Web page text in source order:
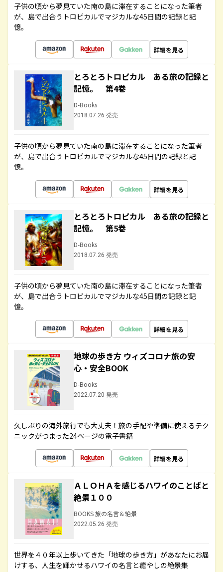
子供の頃から夢見ていた南の島に滞在することになった筆者
が、島で出合うトロピカルでマジカルな45日間の記録と記
憶。
詳細を見る
とろとろトロピカル ある旅の記録と
記憶。 第4巻
D-Books
2018.07.26 発売
子供の頃から夢見ていた南の島に滞在することになった筆者
が、島で出合うトロピカルでマジカルな45日間の記録と記
憶。
詳細を見る
とろとろトロピカル ある旅の記録と
記憶。 第5巻
D-Books
2018.07.26 発売
子供の頃から夢見ていた南の島に滞在することになった筆者
が、島で出合うトロピカルでマジカルな45日間の記録と記
憶。
詳細を見る
地球の歩き方 ウィズコロナ旅の安
心・安全BOOK
D-Books
2022.07.20 発売
久しぶりの海外旅行でも大丈夫！旅の手配や準備に使えるテク
ニックがつまった24ページの電子書籍
詳細を見る
ＡＬＯＨＡを感じるハワイのことばと
絶景１００
BOOKS 旅の名言＆絶景
2022.05.26 発売
世界を４０年以上歩いてきた「地球の歩き方」があなたにお届
けする、人生を輝かせるハワイの名言と癒やしの絶景集